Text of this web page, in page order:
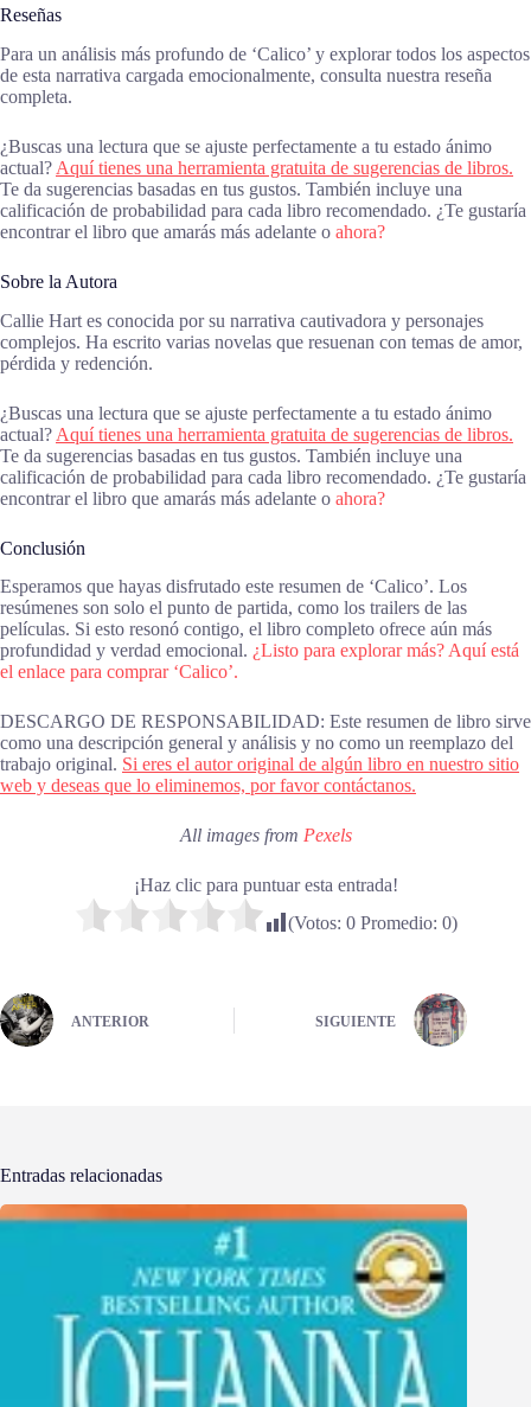
Reseñas
Para un análisis más profundo de ‘Calico’ y explorar todos los aspectos
de esta narrativa cargada emocionalmente, consulta nuestra reseña
completa.
¿Buscas una lectura que se ajuste perfectamente a tu estado ánimo
actual? Aquí tienes una herramienta gratuita de sugerencias de libros.
Te da sugerencias basadas en tus gustos. También incluye una
calificación de probabilidad para cada libro recomendado. ¿Te gustaría
encontrar el libro que amarás más adelante o ahora?
Sobre la Autora
Callie Hart es conocida por su narrativa cautivadora y personajes
complejos. Ha escrito varias novelas que resuenan con temas de amor,
pérdida y redención.
¿Buscas una lectura que se ajuste perfectamente a tu estado ánimo
actual? Aquí tienes una herramienta gratuita de sugerencias de libros.
Te da sugerencias basadas en tus gustos. También incluye una
calificación de probabilidad para cada libro recomendado. ¿Te gustaría
encontrar el libro que amarás más adelante o ahora?
Conclusión
Esperamos que hayas disfrutado este resumen de ‘Calico’. Los
resúmenes son solo el punto de partida, como los trailers de las
películas. Si esto resonó contigo, el libro completo ofrece aún más
profundidad y verdad emocional. ¿Listo para explorar más? Aquí está
el enlace para comprar ‘Calico’.
DESCARGO DE RESPONSABILIDAD: Este resumen de libro sirve
como una descripción general y análisis y no como un reemplazo del
trabajo original. Si eres el autor original de algún libro en nuestro sitio
web y deseas que lo eliminemos, por favor contáctanos.
All images from Pexels
¡Haz clic para puntuar esta entrada!
(Votos: 0Promedio: 0)
ANTERIOR SIGUIENTE
Entradas relacionadas